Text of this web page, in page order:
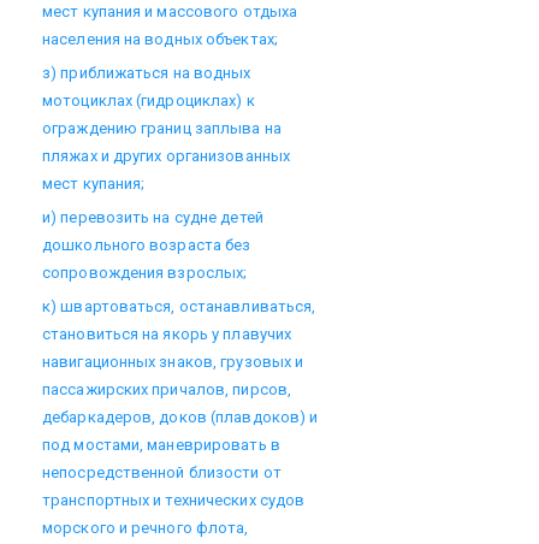
мест купания и массового отдыха
населения на водных объектах;
з) приближаться на водных
мотоциклах (гидроциклах) к
ограждению границ заплыва на
пляжах и других организованных
мест купания;
и) перевозить на судне детей
дошкольного возраста без
сопровождения взрослых;
к) швартоваться, останавливаться,
становиться на якорь у плавучих
навигационных знаков, грузовых и
пассажирских причалов, пирсов,
дебаркадеров, доков (плавдоков) и
под мостами, маневрировать в
непосредственной близости от
транспортных и технических судов
морского и речного флота,